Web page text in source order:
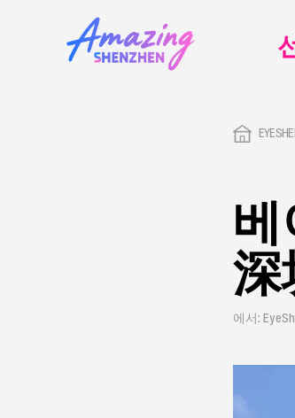
에서: